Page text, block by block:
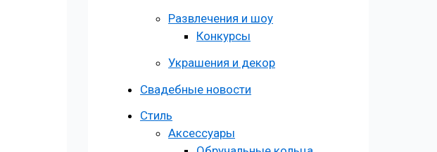
Развлечения и шоу
Конкурсы
Украшения и декор
Свадебные новости
Стиль
Аксессуары